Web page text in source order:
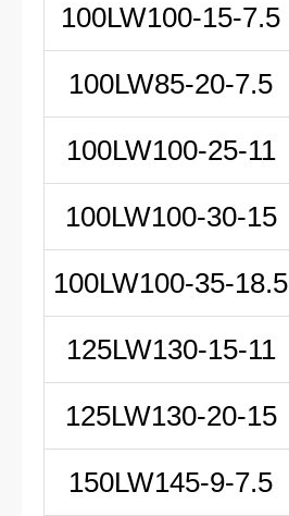
100LW100-15-7.5
100LW85-20-7.5
100LW100-25-11
100LW100-30-15
100LW100-35-18.5
125LW130-15-11
125LW130-20-15
150LW145-9-7.5